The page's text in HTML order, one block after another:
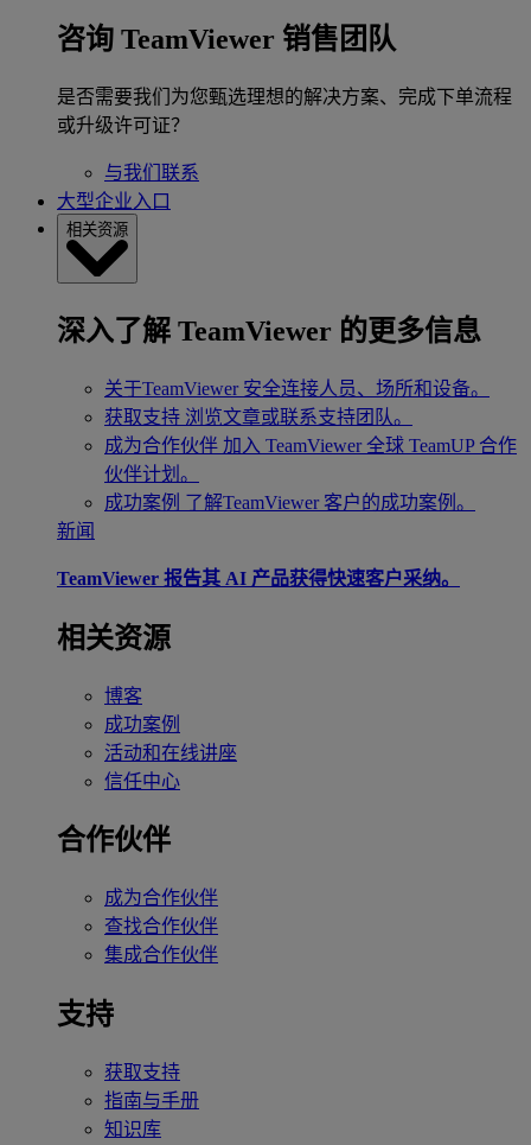
咨询 TeamViewer 销售团队
是否需要我们为您甄选理想的解决方案、完成下单流程
或升级许可证？
与我们联系
大型企业入口
相关资源
深入了解 TeamViewer 的更多信息
关于TeamViewer 安全连接人员、场所和设备。
获取支持 浏览文章或联系支持团队。
成为合作伙伴 加入 TeamViewer 全球 TeamUP 合作
伙伴计划。
成功案例 了解TeamViewer 客户的成功案例。
新闻
TeamViewer 报告其 AI 产品获得快速客户采纳。
相关资源
博客
成功案例
活动和在线讲座
信任中心
合作伙伴
成为合作伙伴
查找合作伙伴
集成合作伙伴
支持
获取支持
指南与手册
知识库